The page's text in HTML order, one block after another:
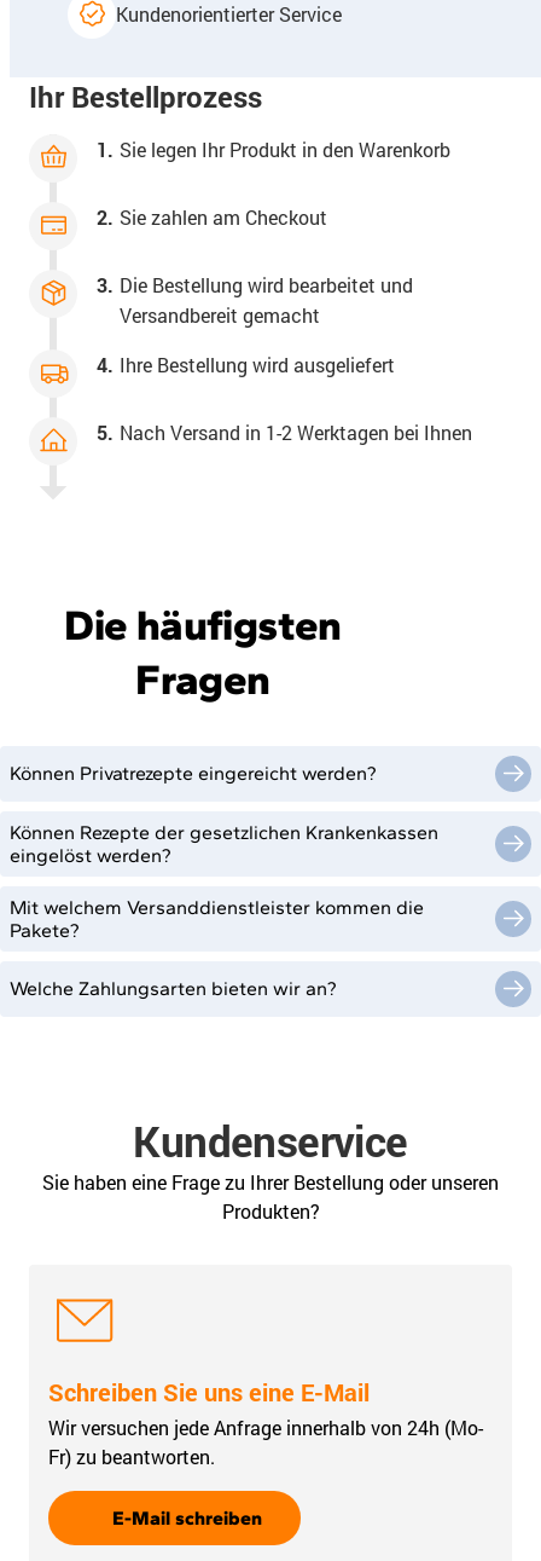
Kundenorientierter Service
Ihr Bestellprozess
1. Sie legen Ihr Produkt in den Warenkorb
2. Sie zahlen am Checkout
3. Die Bestellung wird bearbeitet und
Versandbereit gemacht
4. Ihre Bestellung wird ausgeliefert
5. Nach Versand in 1-2 Werktagen bei Ihnen
Die häufigsten
Fragen
Können Privatrezepte eingereicht werden?
Können Rezepte der gesetzlichen Krankenkassen
eingelöst werden?
Mit welchem Versanddienstleister kommen die
Pakete?
Welche Zahlungsarten bieten wir an?
Kundenservice
Sie haben eine Frage zu Ihrer Bestellung oder unseren
Produkten?
Schreiben Sie uns eine E-Mail
Wir versuchen jede Anfrage innerhalb von 24h (Mo-
Fr) zu beantworten.
E-Mail schreiben